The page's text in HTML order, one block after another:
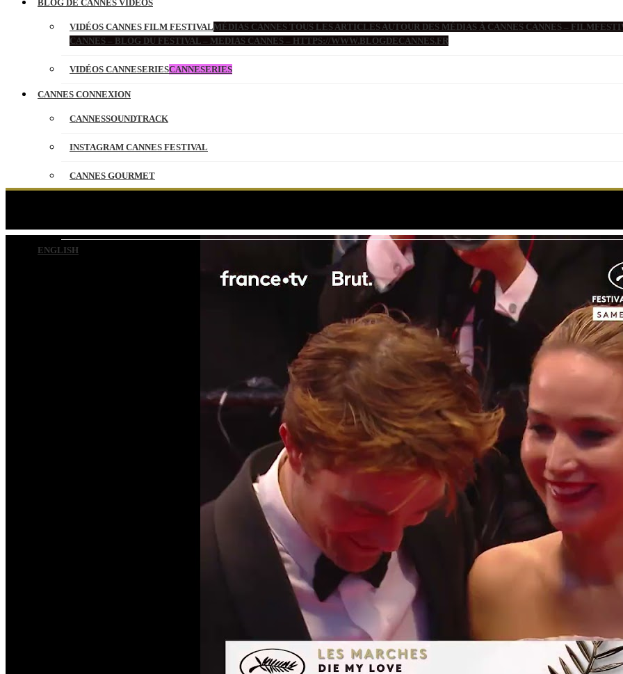
BLOG DE CANNES VIDEOS
VIDÉOS CANNES FILM FESTIVALMÉDIAS CANNES TOUS LES ARTICLES AUTOUR DES MÉDIAS À CANNES CANNES –
CANNES – BLOG DU FESTIVAL – MEDIAS CANNES – HTTPS://WWW.BLOGDECANNES.FR
VIDÉOS CANNESERIESCANNESERIES
CANNES CONNEXION
CANNESSOUNDTRACK
INSTAGRAM CANNES FESTIVAL
CANNES GOURMET
ENGLISH